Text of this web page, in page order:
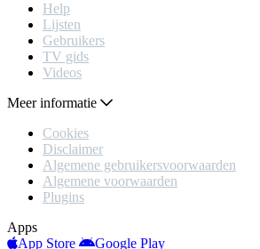
Help
Lijsten
Gebruikers
TV gids
Videos
Meer informatie
Cookies
Disclaimer
Algemene gebruikersvoorwaarden
Algemene voorwaarden
Plugins
Apps
App Store
Google Play